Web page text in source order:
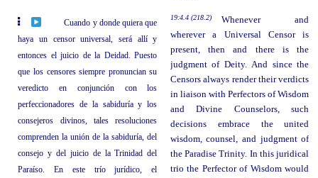
Cuando y donde quiera que
haya un censor universal, será allí y
entonces el juicio de la Deidad. Puesto
que los censores siempre pronuncian su
veredicto en conjunción con los
perfeccionadores de la sabiduría y los
consejeros divinos, tales resoluciones
comprenden la unión de la sabiduría, del
consejo y del juicio de la Trinidad del
Paraíso. En este trío jurídico, el
19:4.4 (218.2)
Whenever and
wherever a Universal Censor is
present, then and there is the
judgment of Deity. And since the
Censors always render their verdicts
in liaison with Perfectors of Wisdom
and Divine Counselors, such
decisions embrace the united
wisdom, counsel, and judgment of
the Paradise Trinity. In this juridical
trio the Perfector of Wisdom would